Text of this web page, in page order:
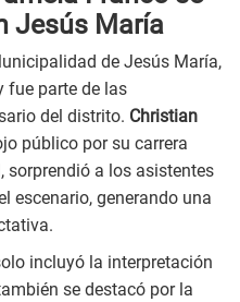
Jesús María
de Jesús María,
fue parte de las
del distrito. Christian
público por su carrera
a los asistentes
escenario, generando una
incluyó la interpretación
se destacó por la